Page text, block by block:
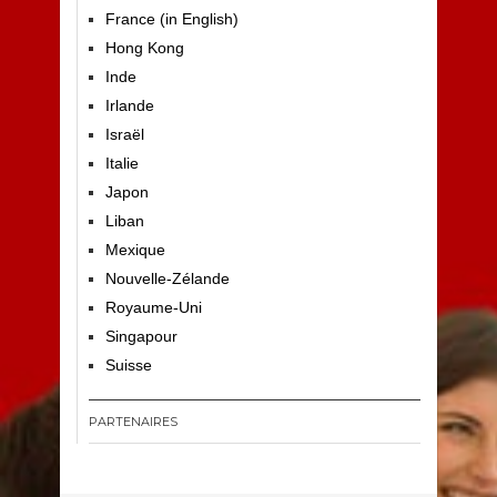
France (in English)
Hong Kong
Inde
Irlande
Israël
Italie
Japon
Liban
Mexique
Nouvelle-Zélande
Royaume-Uni
Singapour
Suisse
PARTENAIRES